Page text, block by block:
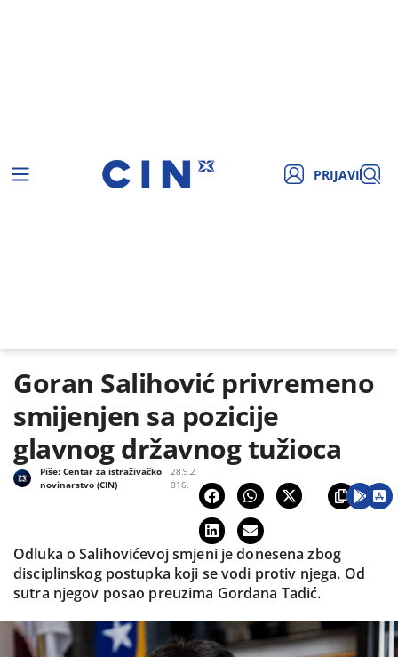
PRIJAVI
Goran Salihović privremeno
smijenjen sa pozicije
glavnog državnog tužioca
28.9.2
016.
Piše:Centar za istraživačko
novinarstvo (CIN)
Odluka o Salihovićevoj smjeni je donesena zbog
disciplinskog postupka koji se vodi protiv njega. Od
sutra njegov posao preuzima Gordana Tadić.